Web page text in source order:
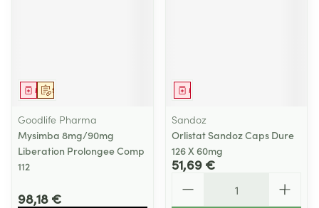
Sur prescription
Médicament
Goodlife Pharma
Mysimba 8mg/90mg
Liberation Prolongee Comp
112
98,18 €
Médicament
Sandoz
Orlistat Sandoz Caps Dure
126 X 60mg
51,69 €